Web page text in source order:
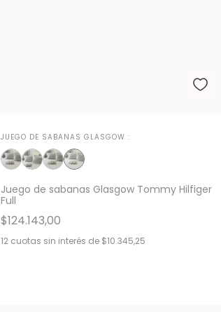
JUEGO DE SABANAS GLASGOW :
Juego de sabanas Glasgow Tommy Hilfiger
Full
$124.143,00
12 cuotas sin interés de $10.345,25